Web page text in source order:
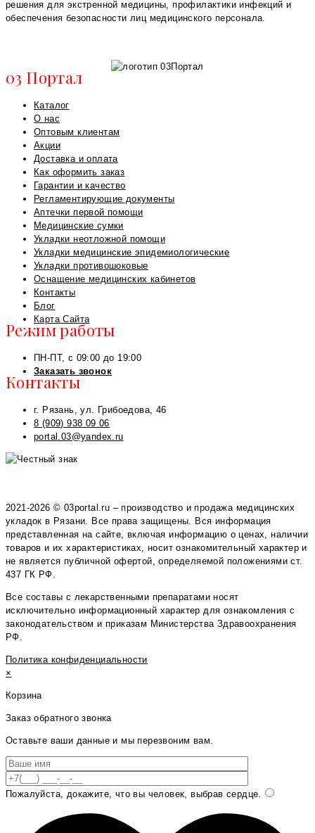
решения для экстренной медицины, профилактики инфекций и
обеспечения безопасности лиц медицинского персонала.
03 Портал
Каталог
О нас
Оптовым клиентам
Акции
Доставка и оплата
Как оформить заказ
Гарантии и качество
Регламентирующие документы
Аптечки первой помощи
Медицинские сумки
Укладки неотложной помощи
Укладки медицинские эпидемиологические
Укладки противошоковые
Оснащение медицинских кабинетов
Контакты
Блог
Карта Сайта
Режим работы
ПН-ПТ, с 09:00 до 19:00
Заказать звонок
Контакты
г. Рязань, ул. Грибоедова, 46
8 (909) 938 09 06
portal.03@yandex.ru
2021-2026 © 03portal.ru – производство и продажа медицинских
укладок в Рязани. Все права защищены. Вся информация
представленная на сайте, включая информацию о ценах, наличии
товаров и их характеристиках, носит ознакомительный характер и
не является публичной офертой, определяемой положениями ст.
437 ГК РФ.
Все составы с лекарственными препаратами носят
исключительно информационный характер для ознакомления с
законодательством и приказам Министерства Здравоохранения
РФ.
Политика конфиденциальности
×
Корзина
Заказ обратного звонка
Оставьте ваши данные и мы перезвоним вам.
Пожалуйста, докажите, что вы человек, выбрав сердце.